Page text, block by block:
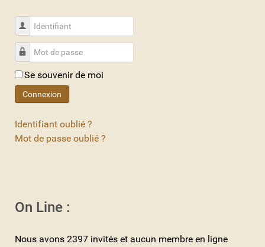
Identifiant
Mot de passe
Se souvenir de moi
Connexion
Identifiant oublié ?
Mot de passe oublié ?
On Line :
Nous avons 2397 invités et aucun membre en ligne